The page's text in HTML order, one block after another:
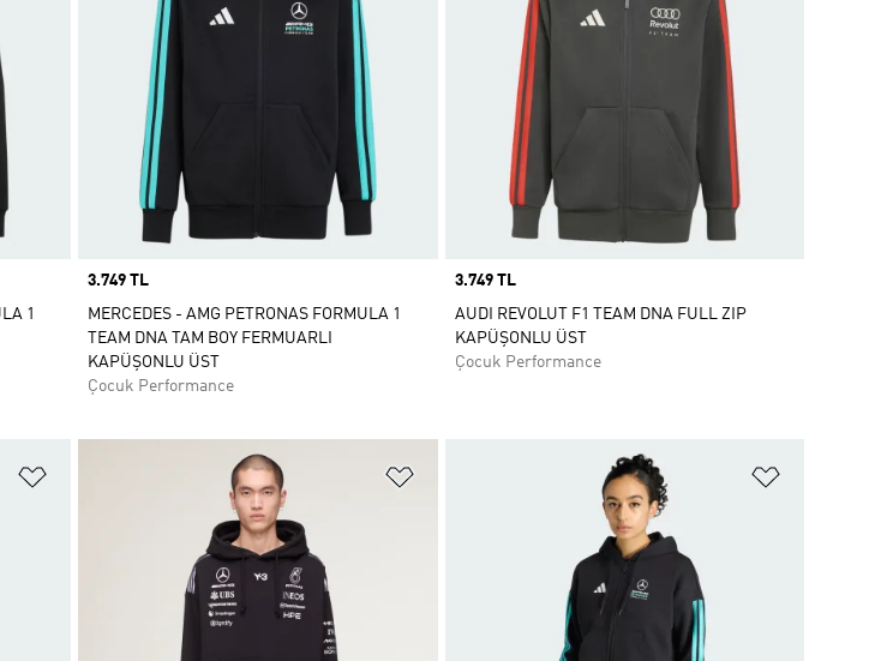
1
Price
3.749 TL
MERCEDES - AMG PETRONAS FORMULA 1
TEAM DNA TAM BOY FERMUARLI
KAPÜŞONLU ÜST
Çocuk Performance
Price
3.749 TL
AUDI REVOLUT F1 TEAM DNA FULL ZIP
KAPÜŞONLU ÜST
Çocuk Performance